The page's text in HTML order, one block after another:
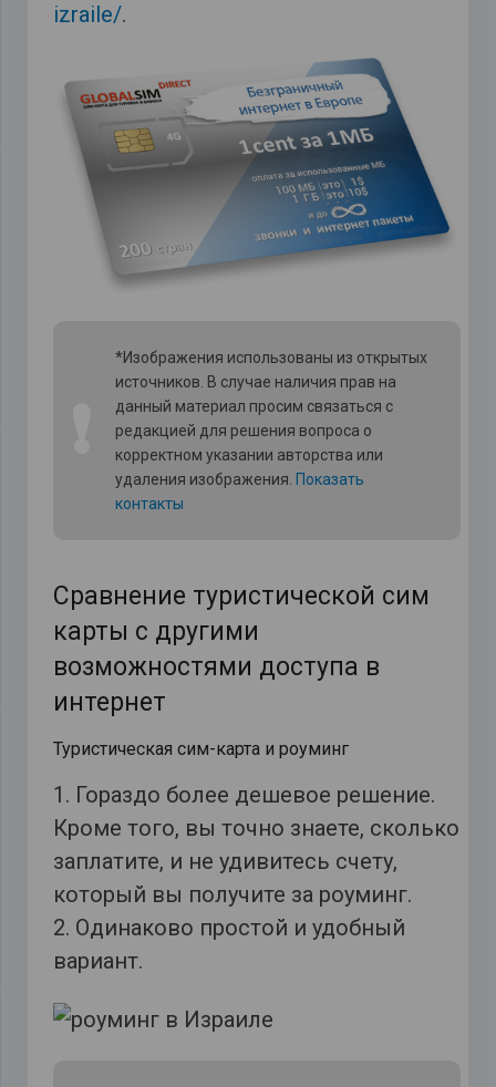
izraile/.
*Изображения использованы из открытых
источников. В случае наличия прав на
данный материал просим связаться с
редакцией для решения вопроса о
корректном указании авторства или
удаления изображения. Показать
контакты
Сравнение туристической сим
карты с другими
возможностями доступа в
интернет
Туристическая сим-карта и роуминг
1. Гораздо более дешевое решение.
Кроме того, вы точно знаете, сколько
заплатите, и не удивитесь счету,
который вы получите за роуминг.
2. Одинаково простой и удобный
вариант.